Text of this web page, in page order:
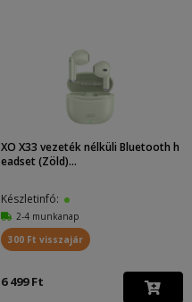
XO X33 vezeték nélküli Bluetooth h
eadset (Zöld)...
Készletinfó:
2-4 munkanap
300 Ft visszajár
6 499 Ft